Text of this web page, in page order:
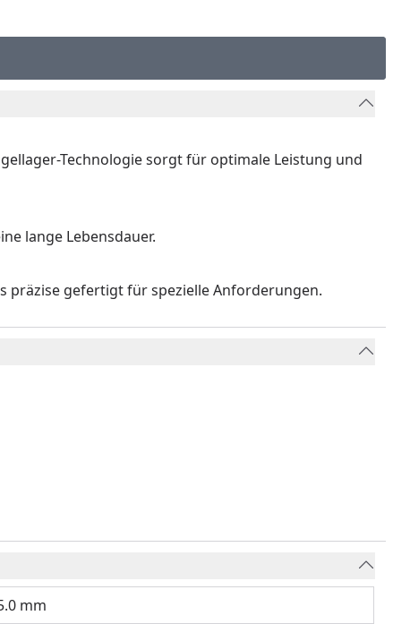
Technologie sorgt für optimale Leistung und
lange Lebensdauer.
präzise gefertigt für spezielle Anforderungen.
mm